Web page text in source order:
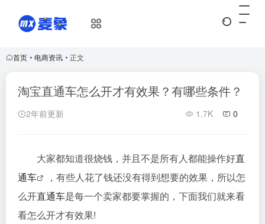
首页 • 电商资讯 • 正文
淘宝直通车怎么开才有效果？有哪些条件？
2年前更新 1.7K 0
大家都知道很烧钱，并且不是所有人都能操作好直
通车
，有些人花了钱还没有得到想要的效果，所以怎
么开直通车是每一个卖家都要掌握的，下面我们就来看
看怎么开才有效果!